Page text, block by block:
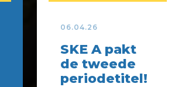
06.04.26
SKE A pakt
de tweede
periodetitel!